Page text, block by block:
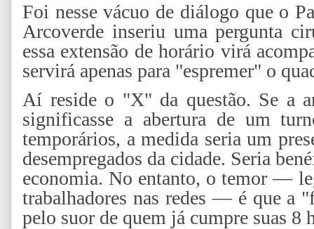
Foi nesse vácuo de diálogo que o
Arcoverde inseriu uma pergunta
essa extensão de horário virá
servirá apenas para "espremer" o
Aí reside o "X" da questão. Se a
significasse a abertura de um
temporários, a medida seria um
desempregados da cidade. Seria
economia. No entanto, o temor —
trabalhadores nas redes — é que a
pelo suor de quem já cumpre suas 8